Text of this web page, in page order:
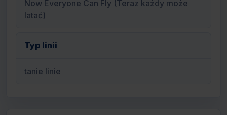
Now Everyone Can Fly (Teraz każdy może
latać)
Typ linii
tanie linie